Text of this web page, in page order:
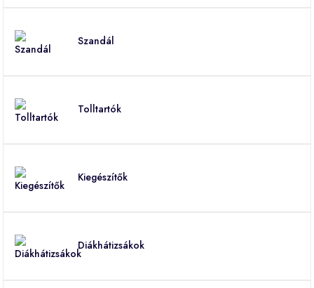
Szandál
Tolltartók
Kiegészítők
Diákhátizsákok